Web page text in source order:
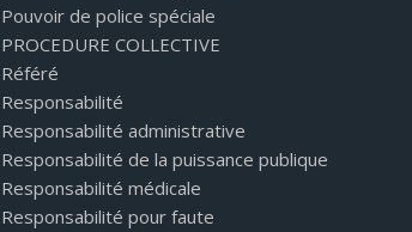
Pouvoir de police spéciale
PROCEDURE COLLECTIVE
Référé
Responsabilité
Responsabilité administrative
Responsabilité de la puissance publique
Responsabilité médicale
Responsabilité pour faute